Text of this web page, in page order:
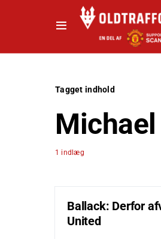
Tagget indhold
1 indlæg
Ballack: Derfor
United